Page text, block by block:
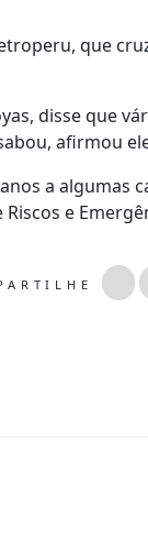
que
disse que
afirmou
a algumas
e